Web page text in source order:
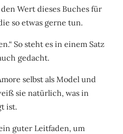
Wert dieses Buches für
so etwas gerne tun.
So steht es in einem Satz
gedacht.
selbst als Model und
sie natürlich, was in
ist.
guter Leitfaden, um